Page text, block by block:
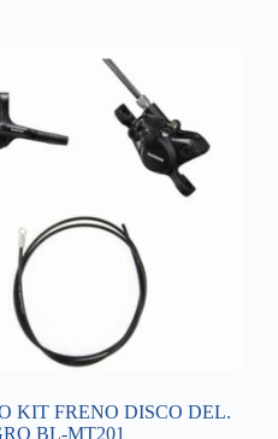
KIT FRENO DISCO DEL.
BL-MT201